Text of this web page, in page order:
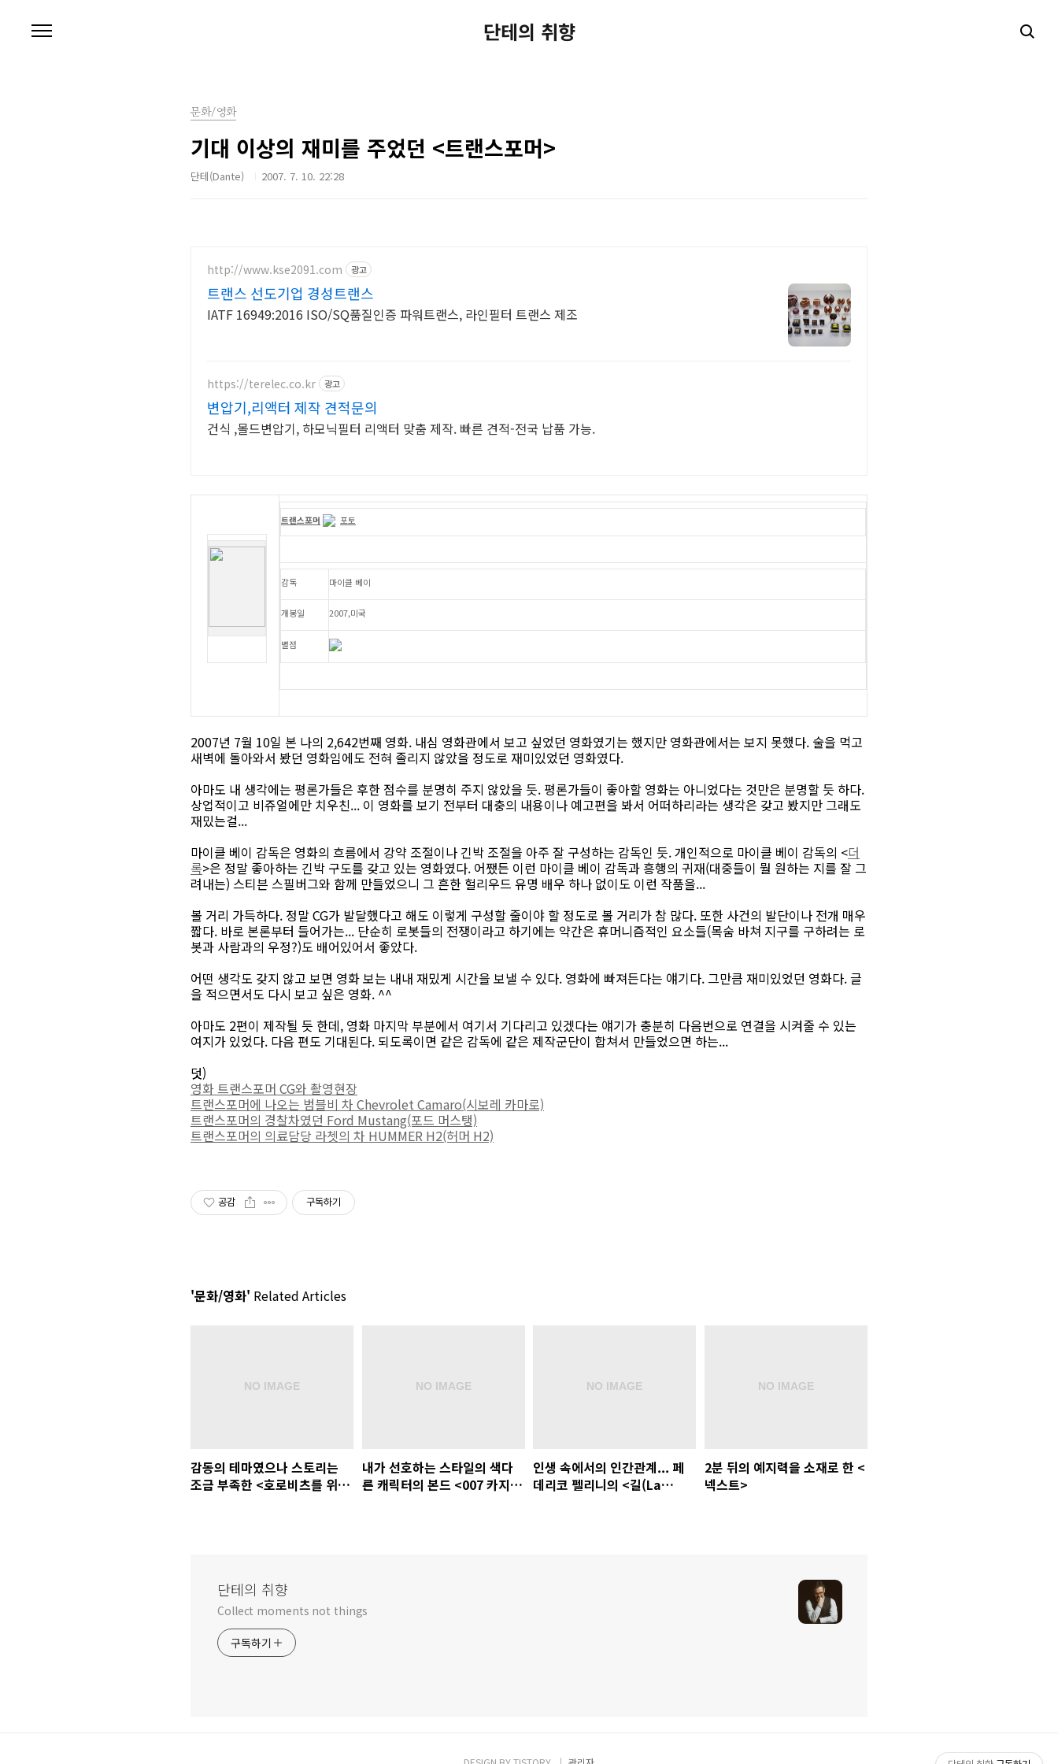
단테의 취향
문화/영화
기대 이상의 재미를 주었던 <트랜스포머>
단테(Dante) 2007. 7. 10. 22:28
http://www.kse2091.com 광고
트랜스 선도기업 경성트랜스
IATF 16949:2016 ISO/SQ품질인증 파워트랜스, 라인필터 트랜스 제조
https://terelec.co.kr 광고
변압기,리액터 제작 견적문의
건식 ,몰드변압기, 하모닉필터 리액터 맞춤 제작. 빠른 견적-전국 납품 가능.
트랜스포머 포토
감독 마이클 베이
개봉일 2007,미국
별점
2007년 7월 10일 본 나의 2,642번째 영화. 내심 영화관에서 보고 싶었던 영화였기는 했지만 영화관에서는 보지 못했다. 술을 먹고
새벽에 돌아와서 봤던 영화임에도 전혀 졸리지 않았을 정도로 재미있었던 영화였다.
아마도 내 생각에는 평론가들은 후한 점수를 분명히 주지 않았을 듯. 평론가들이 좋아할 영화는 아니었다는 것만은 분명할 듯 하다.
상업적이고 비쥬얼에만 치우친... 이 영화를 보기 전부터 대충의 내용이나 예고편을 봐서 어떠하리라는 생각은 갖고 봤지만 그래도
재밌는걸...
마이클 베이 감독은 영화의 흐름에서 강약 조절이나 긴박 조절을 아주 잘 구성하는 감독인 듯. 개인적으로 마이클 베이 감독의 <더
록>은 정말 좋아하는 긴박 구도를 갖고 있는 영화였다. 어쨌든 이런 마이클 베이 감독과 흥행의 귀재(대중들이 뭘 원하는 지를 잘 그
려내는) 스티븐 스필버그와 함께 만들었으니 그 흔한 헐리우드 유명 배우 하나 없이도 이런 작품을...
볼 거리 가득하다. 정말 CG가 발달했다고 해도 이렇게 구성할 줄이야 할 정도로 볼 거리가 참 많다. 또한 사건의 발단이나 전개 매우
짧다. 바로 본론부터 들어가는... 단순히 로봇들의 전쟁이라고 하기에는 약간은 휴머니즘적인 요소들(목숨 바쳐 지구를 구하려는 로
봇과 사람과의 우정?)도 배어있어서 좋았다.
어떤 생각도 갖지 않고 보면 영화 보는 내내 재밌게 시간을 보낼 수 있다. 영화에 빠져든다는 얘기다. 그만큼 재미있었던 영화다. 글
을 적으면서도 다시 보고 싶은 영화. ^^
아마도 2편이 제작될 듯 한데, 영화 마지막 부분에서 여기서 기다리고 있겠다는 얘기가 충분히 다음번으로 연결을 시켜줄 수 있는
여지가 있었다. 다음 편도 기대된다. 되도록이면 같은 감독에 같은 제작군단이 합쳐서 만들었으면 하는...
덧)
영화 트랜스포머 CG와 촬영현장
트랜스포머에 나오는 범블비 차 Chevrolet Camaro(시보레 카마로)
트랜스포머의 경찰차였던 Ford Mustang(포드 머스탱)
트랜스포머의 의료담당 라쳇의 차 HUMMER H2(허머 H2)
공감 구독하기
'문화/영화' Related Articles
감동의 테마였으나 스토리는
조금 부족한 <호로비츠를 위하
내가 선호하는 스타일의 색다
른 캐릭터의 본드 <007 카지노
인생 속에서의 인간관계... 페
데리코 펠리니의 <길(La
2분 뒤의 예지력을 소재로 한 <
넥스트>
단테의 취향
Collect moments not things
구독하기